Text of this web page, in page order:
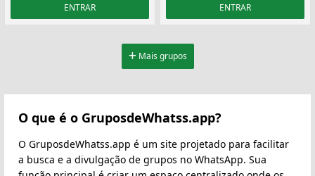
ENTRAR ENTRAR
Mais grupos
O que é o GruposdeWhatss.app?
O GruposdeWhatss.app é um site projetado para facilitar
a busca e a divulgação de grupos no WhatsApp. Sua